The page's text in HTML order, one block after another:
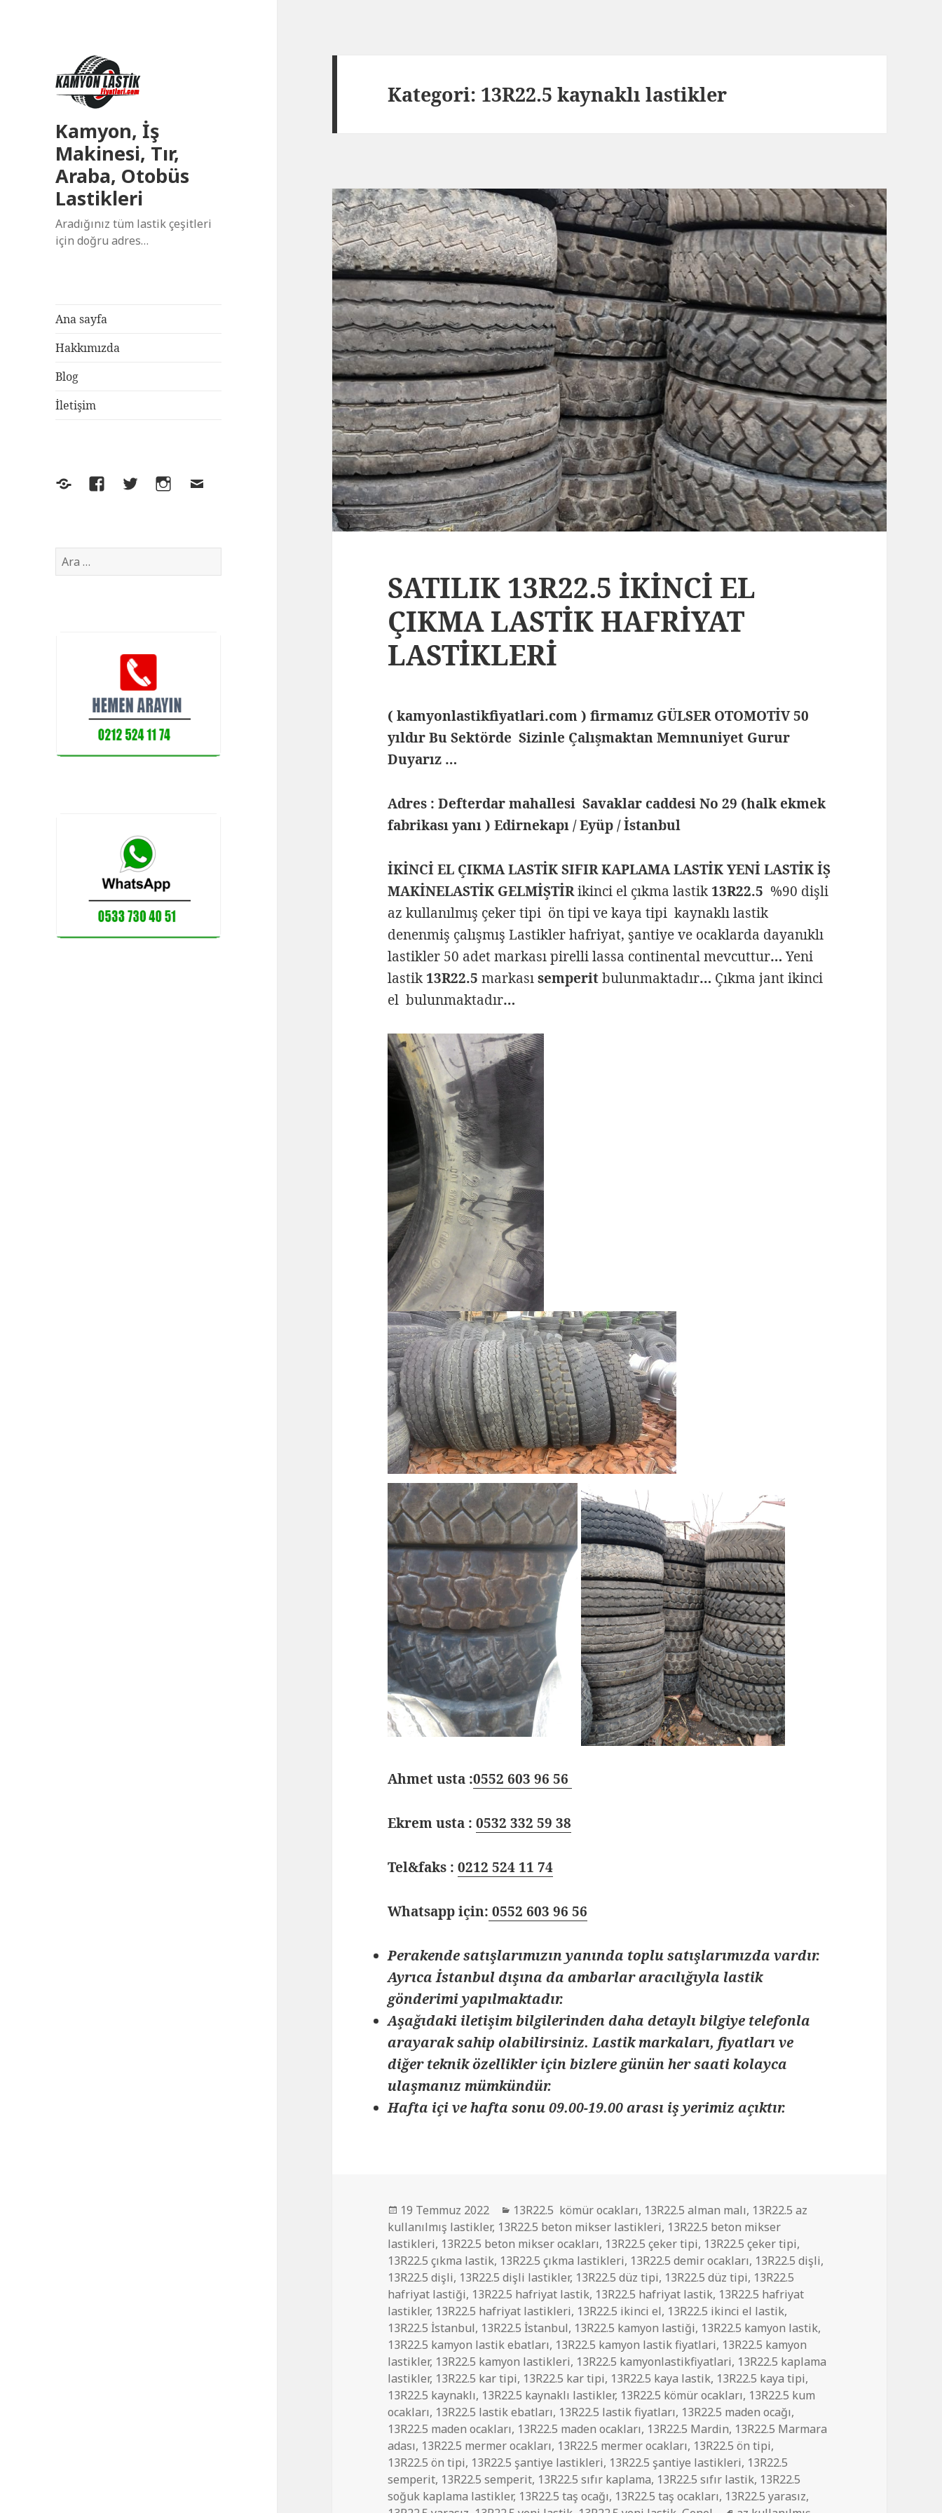
Kamyon, İş
Makinesi, Tır,
Araba, Otobüs
Lastikleri
Aradığınız tüm lastik çeşitleri
için doğru adres…
Ana sayfa
Hakkımızda
Blog
İletişim
Yelp FacebookTwitterInstagram
E-
Arama:
Kategori: 13R22.5 kaynaklı lastikler
SATILIK 13R22.5 İKİNCİ EL
ÇIKMA LASTİK HAFRİYAT
LASTİKLERİ
( kamyonlastikfiyatlari.com ) firmamız GÜLSER OTOMOTİV 50
yıldır Bu Sektörde Sizinle Çalışmaktan Memnuniyet Gurur
Duyarız …
Adres : Defterdar mahallesi Savaklar caddesi No 29 (halk ekmek
fabrikası yanı ) Edirnekapı / Eyüp / İstanbul
İKİNCİ EL ÇIKMA LASTİK SIFIR KAPLAMA LASTİK YENİ LASTİK İŞ
MAKİNELASTİK GELMİŞTİRikinci el çıkma lastik13R22.5 %90 dişli
az kullanılmış çeker tipi ön tipi ve kaya tipi kaynaklı lastik
denenmiş çalışmış Lastikler hafriyat, şantiye ve ocaklarda dayanıklı
lastikler 50 adet markası pirelli lassa continental mevcuttur… Yeni
lastik13R22.5markasısemperitbulunmaktadır… Çıkma jant ikinci
el bulunmaktadır…
Ahmet usta :0552 603 96 56
Ekrem usta :0532 332 59 38
Tel&faks :0212 524 11 74
Whatsapp için: 0552 603 96 56
Perakende satışlarımızın yanında toplu satışlarımızda vardır.
Ayrıca İstanbul dışına da ambarlar aracılığıyla lastik
gönderimi yapılmaktadır.
Aşağıdaki iletişim bilgilerinden daha detaylı bilgiye telefonla
arayarak sahip olabilirsiniz. Lastik markaları, fiyatları ve
diğer teknik özellikler için bizlere günün her saati kolayca
ulaşmanız mümkündür.
Hafta içi ve hafta sonu 09.00-19.00 arası iş yerimiz açıktır.
Yayın
tarihi
19 Temmuz 2022 Kategoriler
13R22.5 kömür ocakları, 13R22.5 alman malı, 13R22.5 az
kullanılmış lastikler, 13R22.5 beton mikser lastikleri, 13R22.5 beton mikser
lastikleri, 13R22.5 beton mikser ocakları, 13R22.5 çeker tipi, 13R22.5 çeker tipi,
13R22.5 çıkma lastik, 13R22.5 çıkma lastikleri, 13R22.5 demir ocakları, 13R22.5 dişli,
13R22.5 dişli, 13R22.5 dişli lastikler, 13R22.5 düz tipi, 13R22.5 düz tipi, 13R22.5
hafriyat lastiği, 13R22.5 hafriyat lastik, 13R22.5 hafriyat lastik, 13R22.5 hafriyat
lastikler, 13R22.5 hafriyat lastikleri, 13R22.5 ikinci el, 13R22.5 ikinci el lastik,
13R22.5 İstanbul, 13R22.5 İstanbul, 13R22.5 kamyon lastiği, 13R22.5 kamyon lastik,
13R22.5 kamyon lastik ebatları, 13R22.5 kamyon lastik fiyatlari, 13R22.5 kamyon
lastikler, 13R22.5 kamyon lastikleri, 13R22.5 kamyonlastikfiyatlari, 13R22.5 kaplama
lastikler, 13R22.5 kar tipi, 13R22.5 kar tipi, 13R22.5 kaya lastik, 13R22.5 kaya tipi,
13R22.5 kaynaklı, 13R22.5 kaynaklı lastikler, 13R22.5 kömür ocakları, 13R22.5 kum
ocakları, 13R22.5 lastik ebatları, 13R22.5 lastik fiyatları, 13R22.5 maden ocağı,
13R22.5 maden ocakları, 13R22.5 maden ocakları, 13R22.5 Mardin, 13R22.5 Marmara
adası, 13R22.5 mermer ocakları, 13R22.5 mermer ocakları, 13R22.5 ön tipi,
13R22.5 ön tipi, 13R22.5 şantiye lastikleri, 13R22.5 şantiye lastikleri, 13R22.5
semperit, 13R22.5 semperit, 13R22.5 sıfır kaplama, 13R22.5 sıfır lastik, 13R22.5
soğuk kaplama lastikler, 13R22.5 taş ocağı, 13R22.5 taş ocakları, 13R22.5 yarasız,